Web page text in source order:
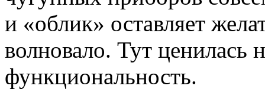
и «облик» оставляет
волновало. Тут ценилась
функциональность.